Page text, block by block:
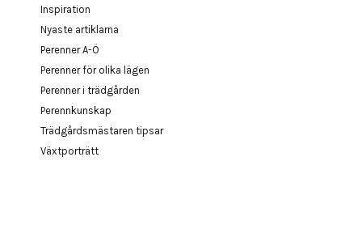
Inspiration
Nyaste artiklarna
Perenner A-Ö
Perenner för olika lägen
Perenner i trädgården
Perennkunskap
Trädgårdsmästaren tipsar
Växtporträtt